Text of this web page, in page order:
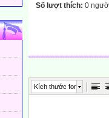
Số lượt thích: 0
Kích thước font